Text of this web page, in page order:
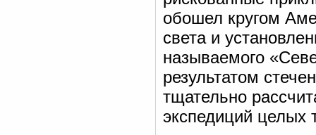
обошел кругом
света и
называемого
результатом
тщательно
экспедиций целых